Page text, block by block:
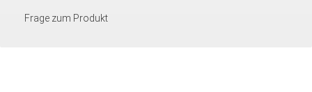
Frage zum Produkt